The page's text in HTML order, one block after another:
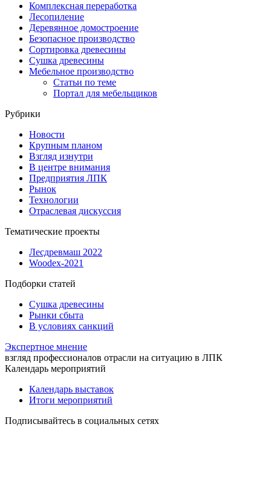
Комплексная переработка
Лесопиление
Деревянное домостроение
Безопасное производство
Сортировка древесины
Сушка древесины
Мебельное производство
Статьи по теме
Портал для мебельщиков
Рубрики
Новости
Крупным планом
Взгляд изнутри
В центре внимания
Предприятия ЛПК
Рынок
Технологии
Отраслевая дискуссия
Тематические проекты
Лесдревмаш 2022
Woodex-2021
Подборки статей
Сушка древесины
Рынки сбыта
В условиях санкций
Экспертное мнение
взгляд профессионалов отрасли на ситуацию в ЛПК
Календарь мероприятий
Календарь выставок
Итоги мероприятий
Подписывайтесь в социальных сетях